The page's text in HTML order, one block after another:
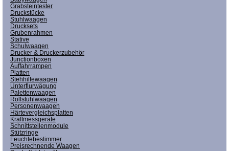
Grabsteintester
Druckstücke
Stuhlwaagen
Drucksets
Grubenrahmen
Stative
Schulwaagen
Drucker & Druckerzubehör
Junctionboxen
Auffahrrampen
Platten
Stehhilfewaagen
Unterflurwägung
Palettenwaagen
Rollstuhlwaagen
Personenwaagen
Härtevergleichsplatten
Kraftmessgeräte
Schnittstellenmodule
Stützringe
Feuchtebestimmer
Preisrechnende Waagen